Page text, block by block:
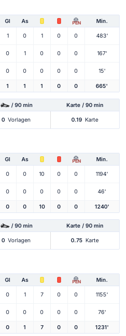
Gl As PEN Min.
1 0 1 0 0 483'
0 1 0 0 0 167'
0 0 0 0 0 15'
1 1 1 0 0 665'
/ 90 min Karte / 90 min
0 Vorlagen 0.19 Karte
Gl As PEN Min.
0 0 10 0 0 1194'
0 0 0 0 0 46'
0 0 10 0 0 1240'
/ 90 min Karte / 90 min
0 Vorlagen 0.75 Karte
Gl As PEN Min.
0 1 7 0 0 1155'
0 0 0 0 0 76'
0 1 7 0 0 1231'